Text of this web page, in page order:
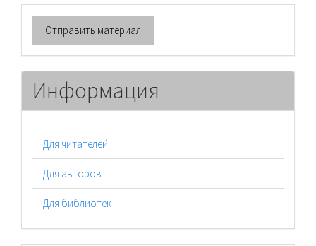
Отправить
материал
Отправить материал
Информация
Для читателей
Для авторов
Для библиотек